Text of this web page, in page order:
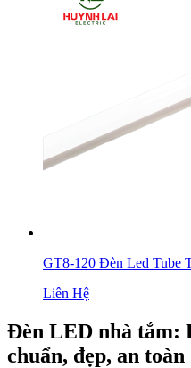
GT8-120 Đèn Led Tube
Liên Hệ
Đèn LED nhà tắm:
chuẩn, đẹp, an toàn